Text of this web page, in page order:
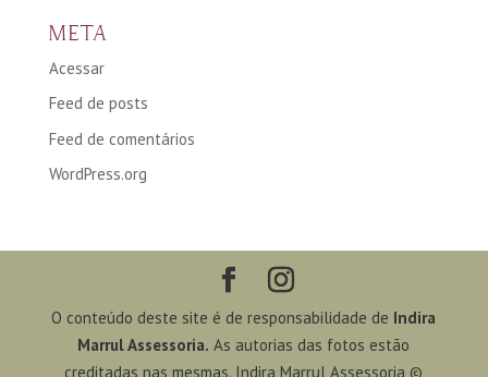
META
Acessar
Feed de posts
Feed de comentários
WordPress.org
O conteúdo deste site é de responsabilidade de Indira
Marrul Assessoria. As autorias das fotos estão
creditadas nas mesmas. Indira Marrul Assessoria ©